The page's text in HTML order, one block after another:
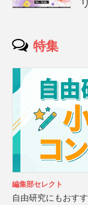
特集
編集部セレクト
自由研究にもおす